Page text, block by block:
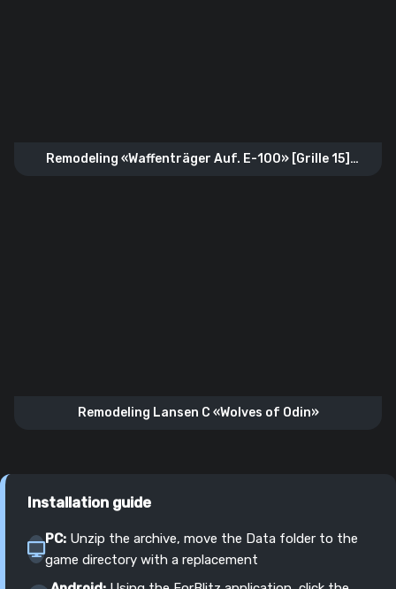
Remodeling «Waffenträger Auf. E-100» [Grille 15]
Remodeling Lansen C «Wolves of Odin»
Installation guide
PC: Unzip the archive, move the Data folder to the
game directory with a replacement